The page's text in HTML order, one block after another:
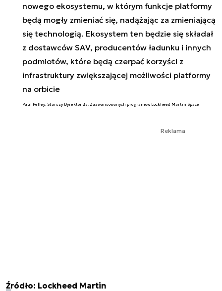
nowego ekosystemu, w którym funkcje platformy
będą mogły zmieniać się, nadążając za zmieniającą
się technologią. Ekosystem ten będzie się składał
z dostawców SAV, producentów ładunku i innych
podmiotów, które będą czerpać korzyści z
infrastruktury zwiększającej możliwości platformy
na orbicie
Paul Pelley, Starszy Dyrektor ds. Zaawansowanych programów Lockheed Martin Space
Reklama
Źródło: Lockheed Martin